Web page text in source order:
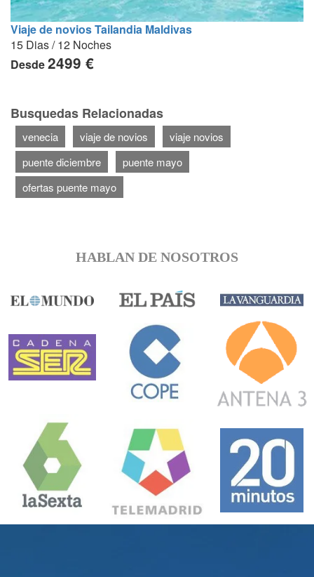
Viaje de novios Tailandia Maldivas
15 Dias / 12 Noches
Desde2499 €
Busquedas Relacionadas
venecia viaje de novios
viaje novios
puente diciembre
puente mayo
ofertas puente mayo
HABLAN DE NOSOTROS